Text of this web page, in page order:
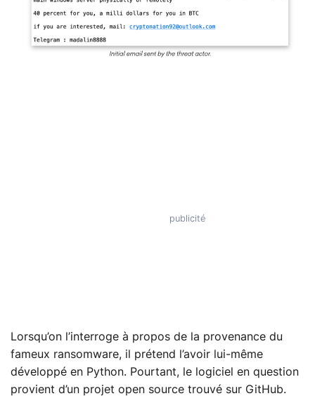
Lorsqu’on l’interroge à propos de la provenance du
fameux ransomware, il prétend l’avoir lui-même
développé en Python. Pourtant, le logiciel en question
provient d’un projet open source trouvé sur GitHub.